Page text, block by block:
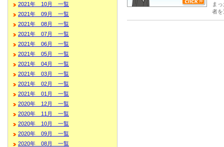
2021年 10月 一覧
2021年 09月 一覧
2021年 08月 一覧
2021年 07月 一覧
2021年 06月 一覧
2021年 05月 一覧
2021年 04月 一覧
2021年 03月 一覧
2021年 02月 一覧
2021年 01月 一覧
2020年 12月 一覧
2020年 11月 一覧
2020年 10月 一覧
2020年 09月 一覧
2020年 08月 一覧
ま
者を